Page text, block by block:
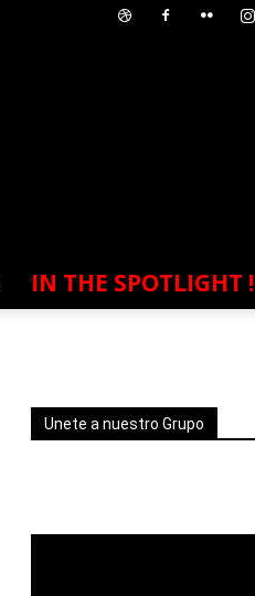
IN THE SPOTLIGHT !
Unete a nuestro Grupo